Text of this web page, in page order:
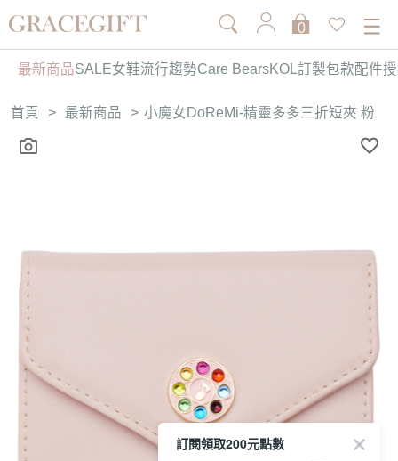
0
最新商品SALE女鞋流行趨勢Care BearsKOL訂製包款配件
首頁 > 最新商品 > 小魔女DoReMi-精靈多多三折短夾 粉
訂閱領取200元點數